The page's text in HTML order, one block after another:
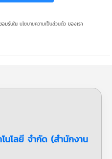
อมรับใน นโยบายความเป็นส่วนตัว ของเรา
นโลยี จำกัด (สำนักงาน